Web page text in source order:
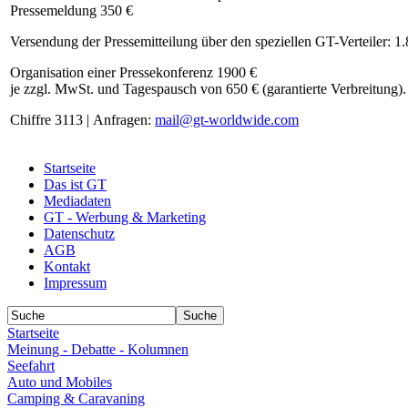
Pressemeldung 350 €
Versendung der Pressemitteilung über den speziellen GT-Verteiler:
Organisation einer Pressekonferenz 1900 €
je zzgl. MwSt. und Tagespausch von 650 € (garantierte Verbreitung).
Chiffre 3113 | Anfragen: mail@gt-worldwide.com
Startseite
Das ist GT
Mediadaten
GT - Werbung & Marketing
Datenschutz
AGB
Kontakt
Impressum
Startseite
Meinung - Debatte - Kolumnen
Seefahrt
Auto und Mobiles
Camping & Caravaning